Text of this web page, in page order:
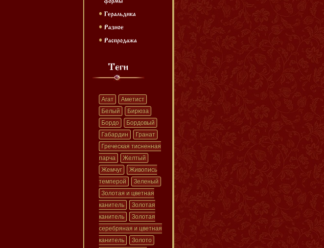
Агат
Аметист
Белый
Бирюза
Бордо
Бордовый
Габардин
Гранат
Греческая тисненная
парча
Желтый
Жемчуг
Живопись
темперой
Зеленый
Золотая и цветная
канитель
Золотая
канитель
Золотая
серебряная и цветная
канитель
Золото